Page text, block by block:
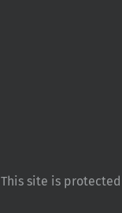
This site is protected